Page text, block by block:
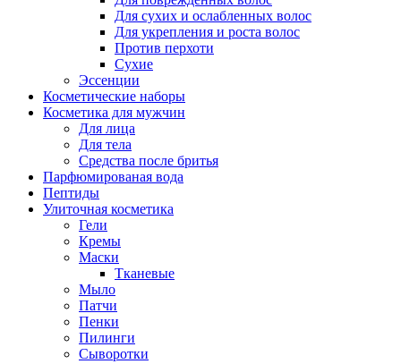
Для сухих и ослабленных волос
Для укрепления и роста волос
Против перхоти
Сухие
Эссенции
Косметические наборы
Косметика для мужчин
Для лица
Для тела
Средства после бритья
Парфюмированая вода
Пептиды
Улиточная косметика
Гели
Кремы
Маски
Тканевые
Мыло
Патчи
Пенки
Пилинги
Сыворотки